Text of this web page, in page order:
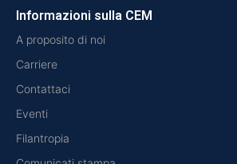
Informazioni sulla CEM
A proposito di noi
Carriere
Contattaci
Eventi
Filantropia